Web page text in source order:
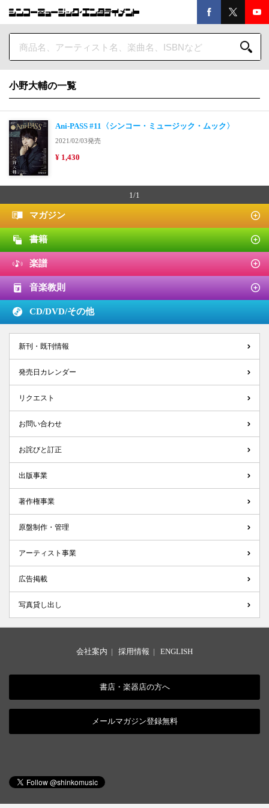
小野大輔の一覧
Ani-PASS #11〈シンコー・ミュージック・ムック〉
2021/02/03発売
¥ 1,430
1/1
マガジン
書籍
楽譜
音楽教則
CD/DVD/その他
新刊・既刊情報
発売日カレンダー
リクエスト
お問い合わせ
お詫びと訂正
出版事業
著作権事業
原盤制作・管理
アーティスト事業
広告掲載
写真貸し出し
会社案内 | 採用情報 | ENGLISH
書店・楽器店の方へ
メールマガジン登録無料